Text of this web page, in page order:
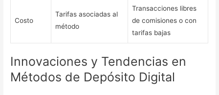
Costo
Tarifas asociadas al
método
Transacciones libres
de comisiones o con
tarifas bajas
Innovaciones y Tendencias en
Métodos de Depósito Digital